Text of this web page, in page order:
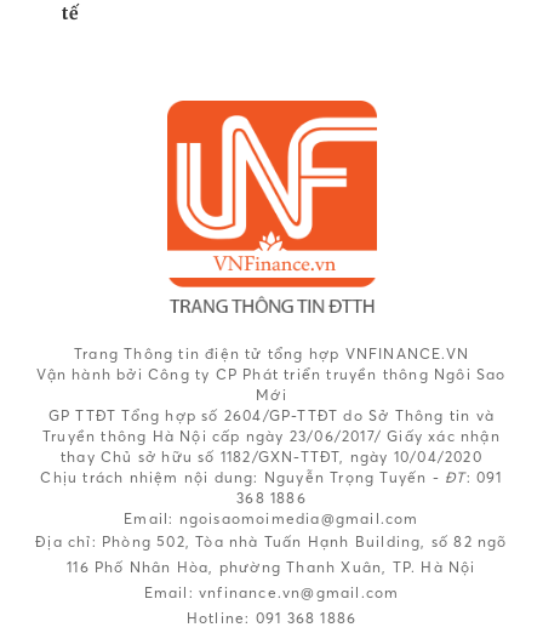
tế
Trang Thông tin điện tử tổng hợp VNFINANCE.VN
Vận hành bởi Công ty CP Phát triển truyền thông Ngôi Sao
Mới
GP TTĐT Tổng hợp số 2604/GP-TTĐT do Sở Thông tin và
Truyền thông Hà Nội cấp ngày 23/06/2017/ Giấy xác nhận
thay Chủ sở hữu số 1182/GXN-TTĐT, ngày 10/04/2020
Chịu trách nhiệm nội dung: Nguyễn Trọng Tuyến - ĐT: 091
368 1886
Email: ngoisaomoimedia@gmail.com
Địa chỉ: Phòng 502, Tòa nhà Tuấn Hạnh Building, số 82 ngõ
116 Phố Nhân Hòa, phường Thanh Xuân, TP. Hà Nội
Email: vnfinance.vn@gmail.com
Hotline: 091 368 1886